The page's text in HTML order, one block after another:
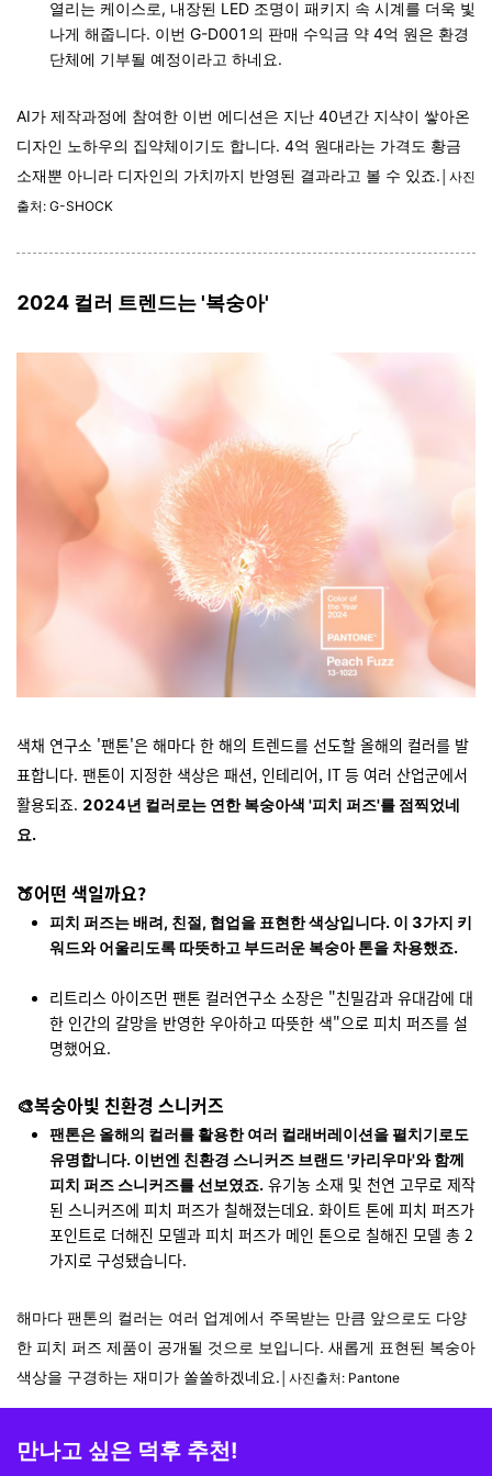
열리는 케이스로, 내장된 LED 조명이 패키지 속 시계를 더욱 빛
나게 해줍니다. 이번 G-D001의 판매 수익금 약 4억 원은 환경
단체에 기부될 예정이라고 하네요.
AI가 제작과정에 참여한 이번 에디션은 지난 40년간 지샥이 쌓아온
디자인 노하우의 집약체이기도 합니다. 4억 원대라는 가격도 황금
소재뿐 아니라 디자인의 가치까지 반영된 결과라고 볼 수 있죠. │사진
출처: G-SHOCK
2024 컬러 트렌드는 '복숭아'
색채 연구소 '팬톤'은 해마다 한 해의 트렌드를 선도할 올해의 컬러를 발
표합니다. 팬톤이 지정한 색상은 패션, 인테리어, IT 등 여러 산업군에서
활용되죠. 2024년 컬러로는 연한 복숭아색 '피치 퍼즈'를 점찍었네
요.
🍑어떤 색일까요?
피치 퍼즈는 배려, 친절, 협업을 표현한 색상입니다. 이 3가지 키
워드와 어울리도록 따뜻하고 부드러운 복숭아 톤을 차용했죠.
리트리스 아이즈먼 팬톤 컬러연구소 소장은 "친밀감과 유대감에 대
한 인간의 갈망을 반영한 우아하고 따뜻한 색"으로 피치 퍼즈를 설
명했어요.
🎨복숭아빛 친환경 스니커즈
팬톤은 올해의 컬러를 활용한 여러 컬래버레이션을 펼치기로도
유명합니다. 이번엔 친환경 스니커즈 브랜드 '카리우마'와 함께
피치 퍼즈 스니커즈를 선보였죠. 유기농 소재 및 천연 고무로 제작
된 스니커즈에 피치 퍼즈가 칠해졌는데요. 화이트 톤에 피치 퍼즈가
포인트로 더해진 모델과 피치 퍼즈가 메인 톤으로 칠해진 모델 총 2
가지로 구성됐습니다.
해마다 팬톤의 컬러는 여러 업계에서 주목받는 만큼 앞으로도 다양
한 피치 퍼즈 제품이 공개될 것으로 보입니다. 새롭게 표현된 복숭아
색상을 구경하는 재미가 쏠쏠하겠네요. │사진출처: Pantone
만나고 싶은 덕후 추천!